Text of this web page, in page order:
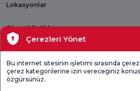
Lokasyonlar
Güncel Sağlık
Tıbbi Birimler
Genel
Memnuniyet
Çerezleri Yönet
Bu internet sitesinin işletimi sırasında
çerez kategorilerine izin vereceğiniz
özgürsünüz.